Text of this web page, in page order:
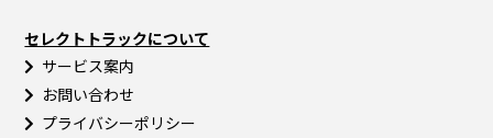
セレクトトラックについて
サービス案内
お問い合わせ
プライバシーポリシー